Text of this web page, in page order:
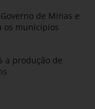
de Minas e
os municípios
a produção de